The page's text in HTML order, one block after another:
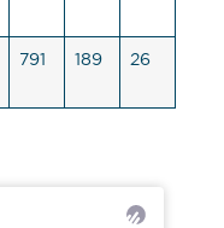
791 189 26